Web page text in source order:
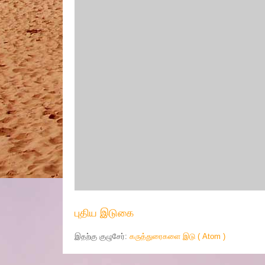
புதிய இடுகை
இதற்கு குழுசேர்: கருத்துரைகளை இடு ( Atom )